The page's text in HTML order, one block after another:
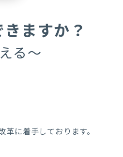
ますか？
る～
に着手しております。